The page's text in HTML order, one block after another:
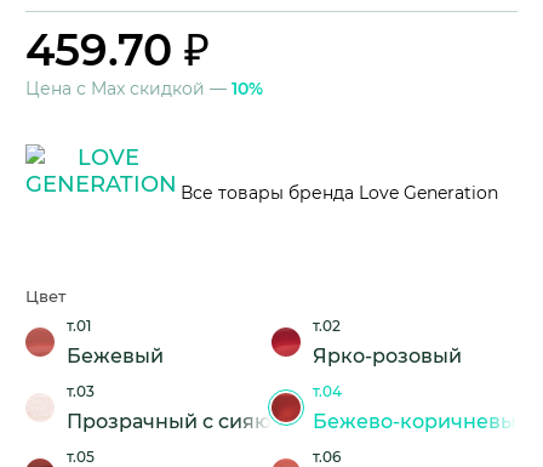
459.70 ₽
Цена с Max скидкой — 10%
Все товары бренда Love Generation
Цвет
т.01
Бежевый
т.02
Ярко-розовый
т.03
Прозрачный с сияющими частицами
т.04
Бежево-коричневый
т.05 т.06